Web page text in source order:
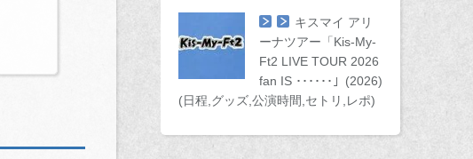
キスマイ アリ
ーナツアー「Kis-My-
Ft2 LIVE TOUR 2026
fan IS ･･････」(2026)
(日程,グッズ,公演時間,セトリ,レポ)